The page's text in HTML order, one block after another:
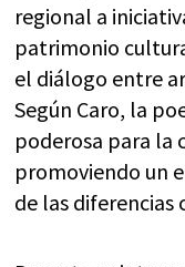
regional a
patrimonio
el diálogo entre
Según Caro, la
poderosa para la
promoviendo un
de las diferencias